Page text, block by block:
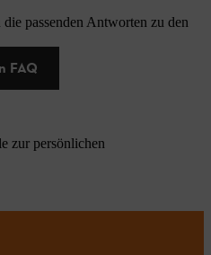
passenden Antworten zu den
FAQ
zur persönlichen